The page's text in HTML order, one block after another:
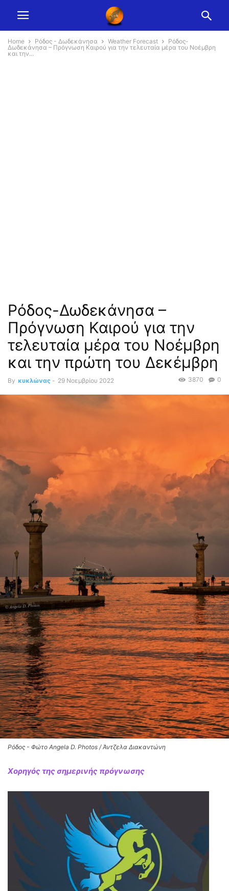
Home Ρόδος - Δωδεκάνησα Weather Forecast
Ρόδος-
Δωδεκάνησα – Πρόγνωση Καιρού για την τελευταία μέρα του Νοέμβρη
και την...
Ρόδος-Δωδεκάνησα –
Πρόγνωση Καιρού για την
τελευταία μέρα του Νοέμβρη
και την πρώτη του Δεκέμβρη
By κυκλώνας - 29 Νοεμβρίου 2022 0
3870
Ρόδος - Φώτο Angela D. Photos / Άντζελα Διακαντώνη
Χορηγός της σημερινής πρόγνωσης